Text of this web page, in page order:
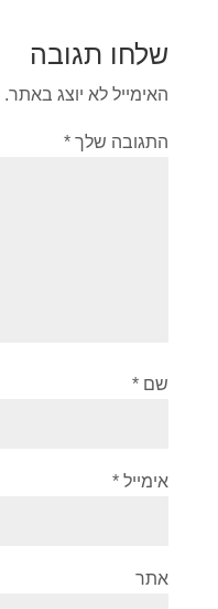
שלחו תגובה
האימייל לא יוצג באתר.
התגובה שלך *
שם *
אימייל *
אתר